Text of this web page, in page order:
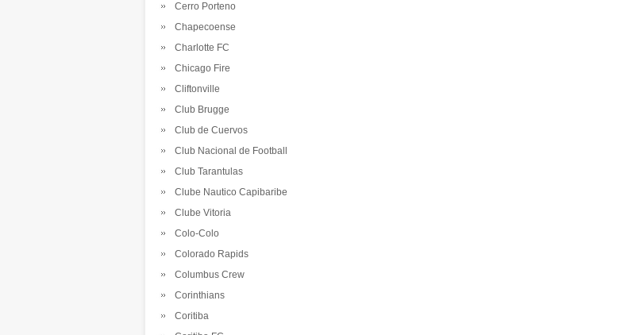
Cerro Porteno
Chapecoense
Charlotte FC
Chicago Fire
Cliftonville
Club Brugge
Club de Cuervos
Club Nacional de Football
Club Tarantulas
Clube Nautico Capibaribe
Clube Vitoria
Colo-Colo
Colorado Rapids
Columbus Crew
Corinthians
Coritiba